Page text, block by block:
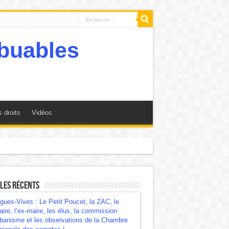
droits Vidéos
régionale des comptes !
récents
Vives : Le Petit Poucet, la ZAC, le
l’ex-maire, les élus, la commission
et les observations de la Chambre